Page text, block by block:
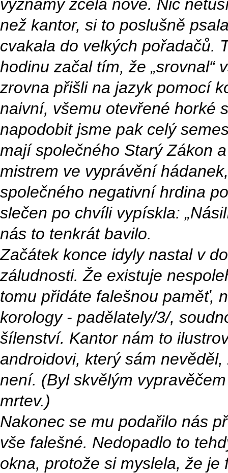
významy zcela nové. Nic
než kantor, si to poslušně
cvakala do velkých pořadačů.
hodinu začal tím, že „srovnal“
zrovna přišli na jazyk pomocí
naivní, všemu otevřené horké
napodobit jsme pak celý
mají společného Starý Zákon
mistrem ve vyprávění
společného negativní hrdina
slečen po chvíli vypískla:
nás to tenkrát bavilo.
Začátek konce idyly nastal v
záludnosti. Že existuje
tomu přidáte falešnou paměť,
korology - padělately/3/,
šílenství. Kantor nám to
androidovi, který sám
není. (Byl skvělým
mrtev.)
Nakonec se mu podařilo nás
vše falešné. Nedopadlo to
okna, protože si myslela, že